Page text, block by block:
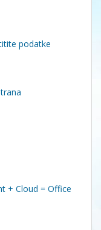
podatke
+ Cloud = Office